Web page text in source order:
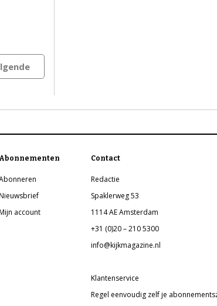
Abonnementen
account
Contact
Redactie
Spaklerweg 53
1114 AE Amsterdam
+31 (0)20 – 210 5300
info@kijkmagazine.nl
Klantenservice
Regel eenvoudig zelf je